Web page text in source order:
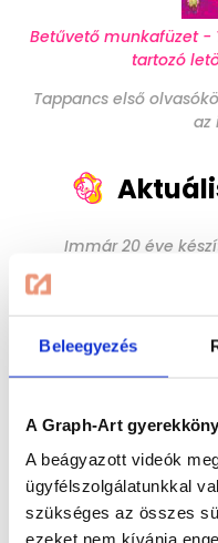
Beleegyezés
A Graph-Art
A beágyazott videók
ügyfélszolgálatunkkal
szükséges az összes
ezeket nem kívánja
Betűvető munkafüzet -
tartozó
Tappancs első
az
Immár 20 éve
magazinokat az
Termékeink
családi körben,